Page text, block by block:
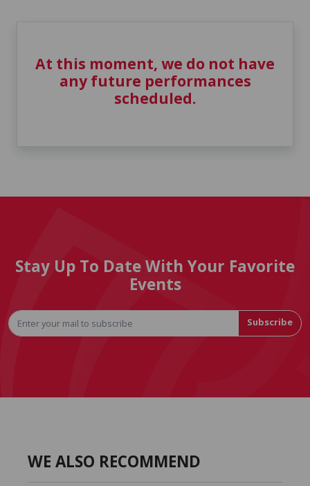
At this moment, we do not have
any future performances
scheduled.
Stay Up To Date With Your Favorite
Events
Subscribe
WE ALSO RECOMMEND